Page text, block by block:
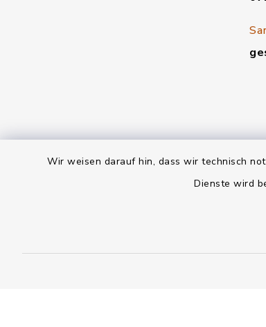
Wir weisen darauf hin, dass wir technisch
Dienste wird